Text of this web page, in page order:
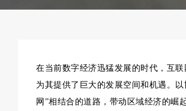
在当前数字经济迅猛发展的时代，互
为其提供了巨大的发展空间和机遇。
网”相结合的道路，带动区域经济的崛起